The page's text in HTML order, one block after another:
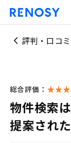
評判・口コ
総合評価：
物件検索
提案され